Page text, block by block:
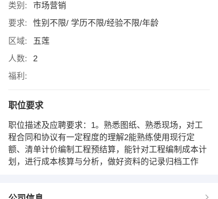
类别:
市场营销
要求:
性别不限/ 学历不限/经验不限/年龄
区域:
五莲
人数:
2
福利:
职位要求
职位描述及应聘要求：1。熟悉图纸、熟悉现场，对工
程合同和协议有一定程度的理解2能熟练使用现行定
额、清单计价编制工程预结算，能针对工程编制成本计
划，进行成本核算与分析，做好资料的记录归档工作